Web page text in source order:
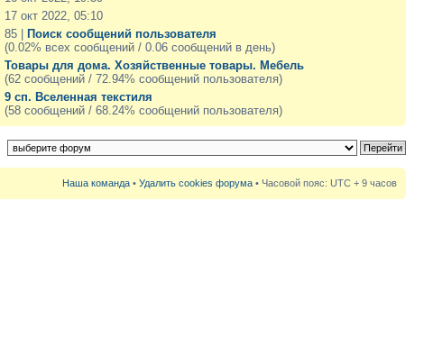
17 окт 2022, 05:10
85 | Поиск сообщений пользователя
(0.02% всех сообщений / 0.06 сообщений в день)
Товары для дома. Хозяйственные товары. Мебель
(62 сообщений / 72.94% сообщений пользователя)
9 сп. Вселенная текстиля
(58 сообщений / 68.24% сообщений пользователя)
Наша команда • Удалить cookies форума • Часовой пояс: UTC + 9 часов